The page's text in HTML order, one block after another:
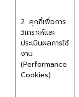
2. คุกกี้เพื่อการ
วิเคราะห์และ
ประเมินผลการใช้
งาน
(Performance
Cookies)